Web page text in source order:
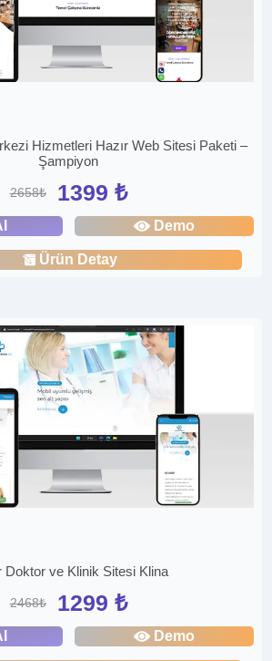
Hizmetleri Hazır Web Sitesi Paketi –
Şampiyon
2658₺ 1399 ₺
Demo
Ürün Detay
Doktor ve Klinik Sitesi Klina
2468₺ 1299 ₺
Demo